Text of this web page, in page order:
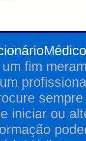
fim
iniciar ou